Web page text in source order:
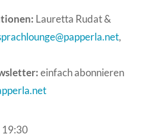
Lauretta Rudat &
,
einfach abonnieren
19:30